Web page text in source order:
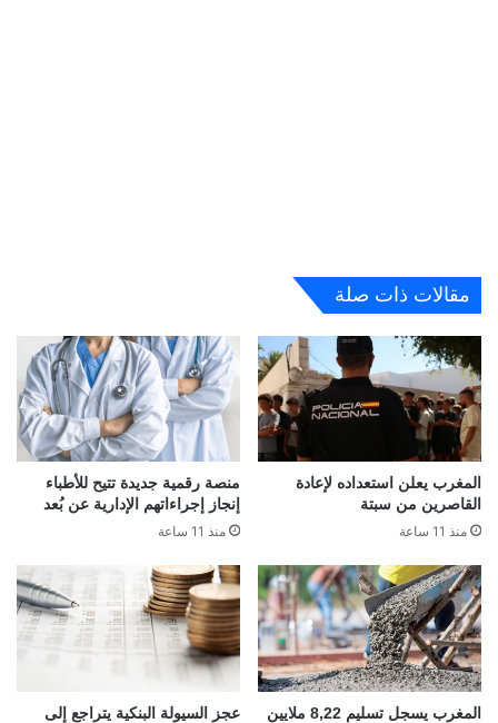
مقالات ذات صلة
المغرب يعلن استعداده لإعادة
القاصرين من سبتة
منذ 11 ساعة
منصة رقمية جديدة تتيح للأطباء
إنجاز إجراءاتهم الإدارية عن بُعد
منذ 11 ساعة
المغرب يسجل تسليم 8,22 ملايين
عجز السيولة البنكية يتراجع إلى